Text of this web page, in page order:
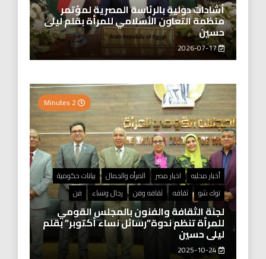
أشادات دولية بالرئاسة المصرية لمؤتمر
منظمة التعاون الأسلامي للمرأة بقلم ليلى
حسين
2026-07-17
أخبار محليه اخبار مصر المرأه والجمال
بيانات حكومية
توك شو
ثقافه ثقافه وفن رجال ونساء فن
لجنة الثقافة والفنون بالمجلس القومي
للمرأة تنظم ندوة”رسائل نساء أكتوبر” بقلم
ليلى حسين